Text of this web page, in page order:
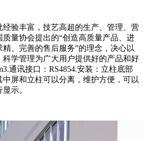
经验丰富，技艺高超的生产、管理、营
量协会提出的“创造高质量产品、进
、完善的售后服务”的理念，决心以
学管理为广大用户提供好的产品和好
通讯接口：RS4854.安装：立柱底部
屏和立柱可以分离，维护方便，可以
示。